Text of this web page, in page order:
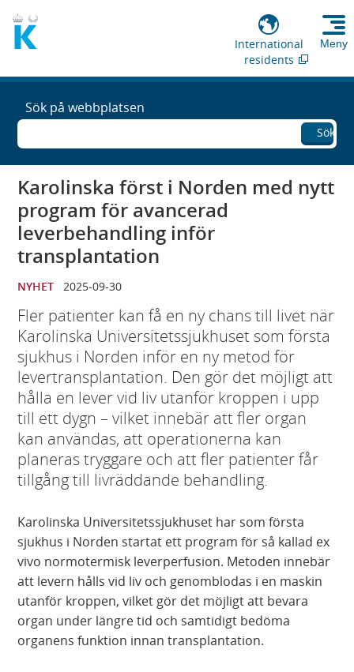
International
residents
Meny
Sök på webbplatsen
Sök
Karolinska först i Norden med nytt
program för avancerad
leverbehandling inför
transplantation
NYHET 2025-09-30
Fler patienter kan få en ny chans till livet när
Karolinska Universitetssjukhuset som första
sjukhus i Norden inför en ny metod för
levertransplantation. Den gör det möjligt att
hålla en lever vid liv utanför kroppen i upp
till ett dygn – vilket innebär att fler organ
kan användas, att operationerna kan
planeras tryggare och att fler patienter får
tillgång till livräddande behandling.
Karolinska Universitetssjukhuset har som första
sjukhus i Norden startat ett program för så kallad ex
vivo normotermisk leverperfusion. Metoden innebär
att levern hålls vid liv och genomblodas i en maskin
utanför kroppen, vilket gör det möjligt att bevara
organ under längre tid och samtidigt bedöma
organens funktion innan transplantation.